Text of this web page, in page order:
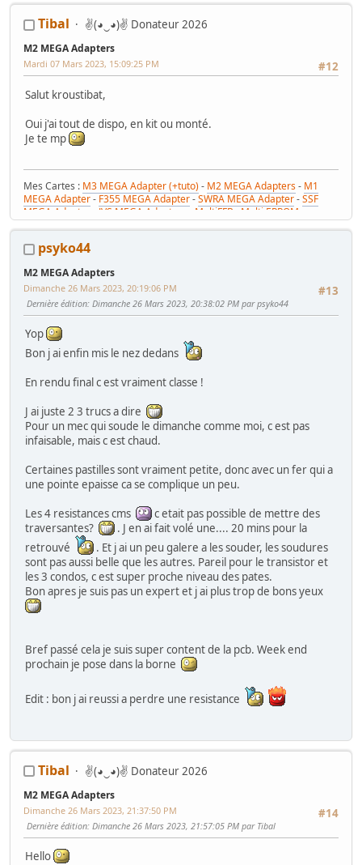
Tibal ✌(◕‿◕)✌ Donateur 2026
M2 MEGA Adapters
#12
Mardi 07 Mars 2023, 15:09:25 PM
Salut kroustibat,
Oui j'ai tout de dispo, en kit ou monté.
Je te mp
Mes Cartes : M3 MEGA Adapter (+tuto) - M2 MEGA Adapters- M1
MEGA Adapter- F355 MEGA Adapter-SWRA MEGA Adapter-SSF
MEGA Adapter
JVS MEGA Adapters
MultiFFB : Multi EPROM pour
Driveboard SEGA-M2toM3-Coin Tower Mini-VR Button Panel
RaceCab Multi sur Initial D
Mes WIP :Fast & Furious Super Bikes
Crisis 4 DX- Pole Position Upright
psyko44
M2 MEGA Adapters
#13
Dimanche 26 Mars 2023, 20:19:06 PM
Dernière édition: Dimanche 26 Mars 2023, 20:38:02 PM par psyko44
Yop
Bon j ai enfin mis le nez dedans
En rendu final c est vraiment classe !
J ai juste 2 3 trucs a dire
Pour un mec qui soude le dimanche comme moi, c est pas
infaisable, mais c est chaud.
Certaines pastilles sont vraiment petite, donc avec un fer qui a
une pointe epaisse ca se complique un peu.
Les 4 resistances cms
c etait pas possible de mettre des
traversantes?
. J en ai fait volé une.... 20 mins pour la
retrouvé
. Et j ai un peu galere a les souder, les soudures
sont pas aussi belle que les autres. Pareil pour le transistor et
les 3 condos, c est super proche niveau des pates.
Bon apres je suis pas un expert et j ai plus trop de bons yeux
Bref passé cela je suis super content de la pcb. Week end
prochain je pose dans la borne
Edit : bon j ai reussi a perdre une resistance
Tibal ✌(◕‿◕)✌ Donateur 2026
M2 MEGA Adapters
#14
Dimanche 26 Mars 2023, 21:37:50 PM
Dernière édition: Dimanche 26 Mars 2023, 21:57:05 PM par Tibal
Hello